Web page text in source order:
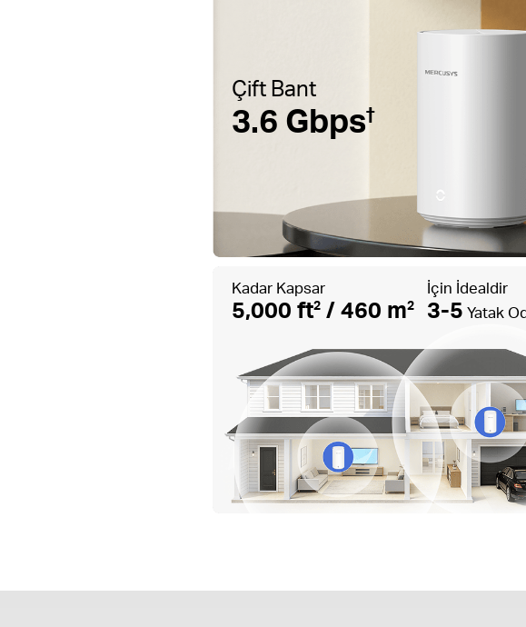
Çift Bant
3.6 Gbps†
Kadar Kapsar
5,000 ft2 / 460 m2
İçin İdealdir
3-5 Yatak